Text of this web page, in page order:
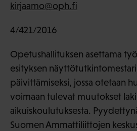
kirjaamo@oph.fi
4/421/2016
Opetushallituksen asettama
esityksen
päivittämiseksi, jossa otetaan
voimaan tulevat muutokset
aikuiskoulutuksesta.
Suomen Ammattiliittojen